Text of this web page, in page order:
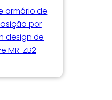
armário de
por
design de
MR-ZB2